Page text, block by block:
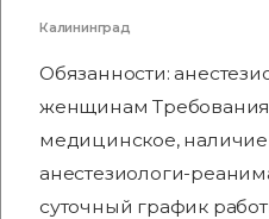
Калининград
Обязанности:
женщинам
медицинское, наличие
анестезиологи-
суточный график